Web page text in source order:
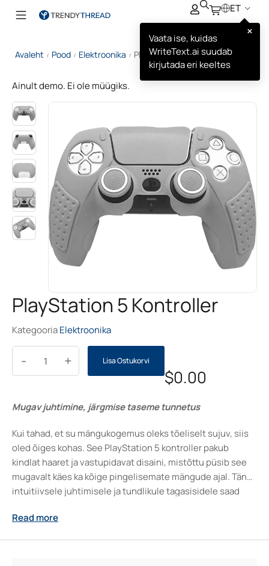
ET
×
Vaata ise, kuidas
WriteText.ai suudab
kirjutada eri keeltes
Avaleht / Pood / Elektroonika / PlayStation 5 Kontroller
Ainult demo. Ei ole müügiks.
PlayStation 5 Kontroller
KategooriaElektroonika
+
- Lisa Ostukorvi
$0.00
Mugav juhtimine, järgmise taseme tunnetus
Kui tahad, et su mängukogemus oleks tõeliselt sujuv, siis
oled õiges kohas. See PlayStation 5 kontroller pakub
kindlat haaret ja vastupidavat disaini, mistõttu püsib see
mugavalt käes ka kõige pingelisemate mängude ajal. Tänu
intuitiivsele juhtimisele ja tundlikule tagasisidele saad
uutele kui ka kogenud mängijatele, muutes mängud
Read more